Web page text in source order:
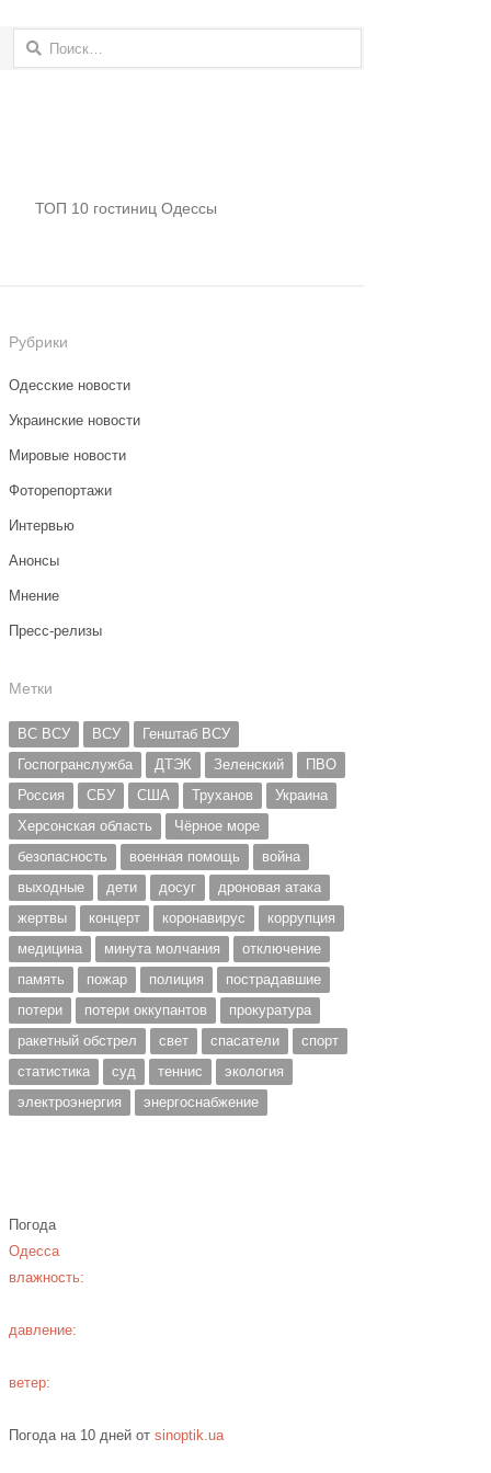
Найти:
ТОП 10 гостиниц Одессы
Рубрики
Одесские новости
Украинские новости
Мировые новости
Фоторепортажи
Интервью
Анонсы
Мнение
Пресс-релизы
Метки
ВС ВСУ ВСУ
Генштаб ВСУ
Госпогранслужба
ДТЭК Зеленский
ПВО
Россия
СБУ США Труханов
Украина
Херсонская область
Чёрное море
безопасность
военная помощь
война
выходные
дети досуг
дроновая атака
жертвы
концерт коронавирус
коррупция
медицина
минута молчания
отключение
память
пожар полиция
пострадавшие
потери
потери оккупантов
прокуратура
ракетный обстрел
свет спасатели
спорт
статистика
суд теннис
экология
электроэнергия
энергоснабжение
Погода
Одесса
влажность:
давление:
ветер:
Погода на 10 дней отsinoptik.ua